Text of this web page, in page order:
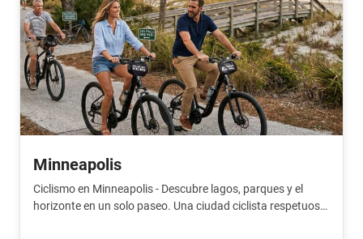
Minneapolis
Ciclismo en Minneapolis - Descubre lagos, parques y el
horizonte en un solo paseo. Una ciudad ciclista respetuosa